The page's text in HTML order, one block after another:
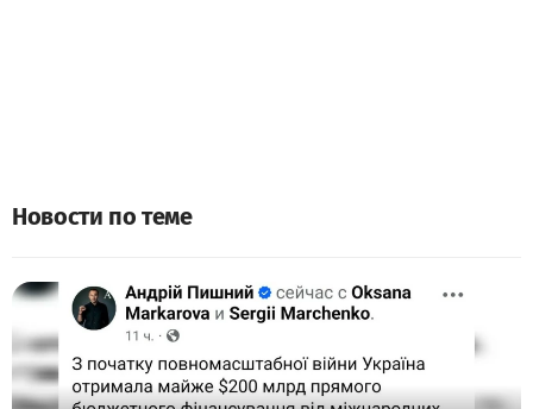
Новости по теме